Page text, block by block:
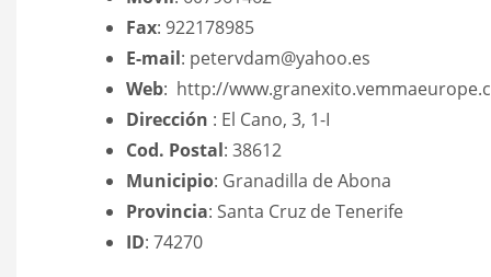
Fax: 922178985
E-mail: petervdam@yahoo.es
Web: http://
Dirección : El Cano, 3, 1-I
Cod. Postal: 38612
Municipio: Granadilla de Abona
Provincia: Santa Cruz de Tenerife
ID: 74270